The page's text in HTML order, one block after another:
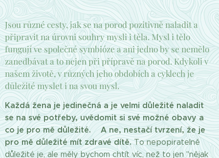
Jsou různé cesty, jak se na porod pozitivně naladit a
připravit na úrovni souhry mysli i těla. Mysl i tělo
fungují ve společné symbióze a ani jedno by se nemělo
zanedbávat a to nejen při přípravě na porod. Kdykoli v
našem životě, v různých jeho obdobích a cyklech je
důležité myslet i na svou mysl.
Každá žena je jedinečná a je velmi důležité naladit
se na své potřeby, uvědomit si své možné obavy a
co je pro mě důležité. A ne, nestačí tvrzení, že je
pro mě důležité mít zdravé dítě.To nepopiratelně
důležité je, ale měly bychom chtít víc, než to jen "nějak